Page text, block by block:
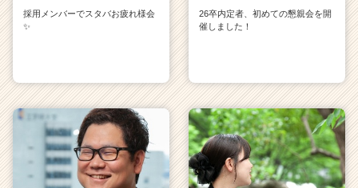
採用メンバーでスタバお疲れ様会
✨
26卒内定者、初めての懇親会を開
催しました！